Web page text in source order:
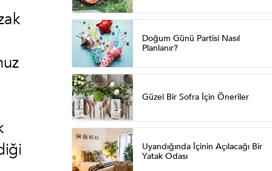
Doğum Günü Partisi Nasıl
Planlanır?
Güzel Bir Sofra İçin Öneriler
Uyandığında İçinin Açılacağı Bir
Yatak Odası